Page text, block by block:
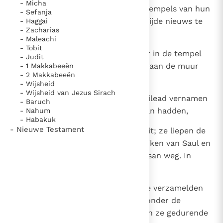
- Micha
- Sefanja
- Haggai
- Zacharias
- Maleachi
- Tobit
- Judit
- 1 Makkabeeën
- 2 Makkabeeën
- Wijsheid
- Wijsheid van Jezus Sirach
- Baruch
- Nahum
- Habakuk
- Nieuwe Testament
Filistijnen boden rond om in de tempels van hun
afgoden en onder het volk het blijde nieuws te
melden.
Zijn wapenrusting legden ze neer in de tempel
van Astarte en zijn lijk hingen ze aan de muur
van Bet-san.
Toen de inwoners van Jabes in Gilead vernamen
wat de Filistijnen met Saul gedaan hadden,
12
trokken alle weerbare mannen uit; ze liepen de
hele nacht door en haalden de lijken van Saul en
zijn zonen van de muur van Bet-san weg. In
verbrandden ze daar de lijken. Ze verzamelden
de beenderen en begroeven die onder de
tamarisk in Jabes. Daarna vastten ze gedurende